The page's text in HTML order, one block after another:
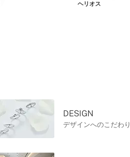
ヘリオス
DESIGN
デザインへのこだわり